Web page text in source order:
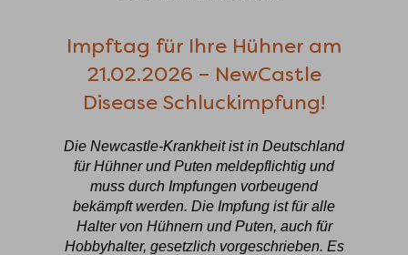
Impftag für Ihre Hühner am
21.02.2026 – NewCastle
Disease Schluckimpfung!
Die Newcastle-Krankheit ist in Deutschland
für Hühner und Puten meldepflichtig und
muss durch Impfungen vorbeugend
bekämpft werden. Die Impfung ist für alle
Halter von Hühnern und Puten, auch für
Hobbyhalter, gesetzlich vorgeschrieben. Es